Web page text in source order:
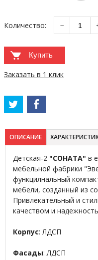
Количество: −
Купить
Заказать в 1 клик
ОПИСАНИЕ
Детская-2 "СОНАТА" в
мебельной фабрики
функцилнальный
мебели, созданный из
Привлекательный и
качеством и
Корпус: ЛДСП
Фасады: ЛДСП